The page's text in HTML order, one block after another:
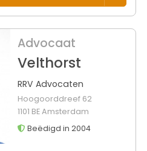
Advocaat
Velthorst
RRV Advocaten
Hoogoorddreef 62
1101 BE Amsterdam
Beëdigd in 2004